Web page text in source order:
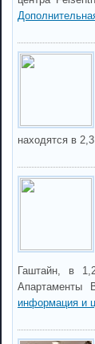
находятся в
Гаштайн, в
Апартаменты
информация и